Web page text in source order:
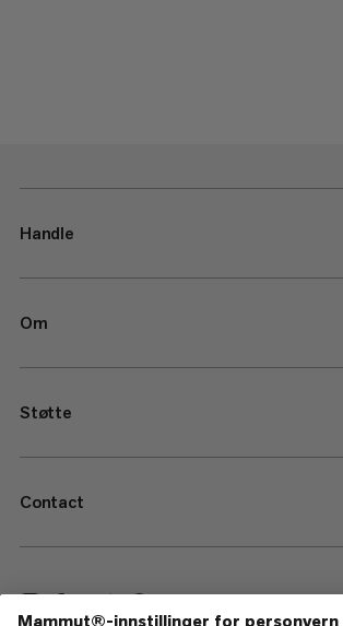
Handle
Om
Støtte
Contact